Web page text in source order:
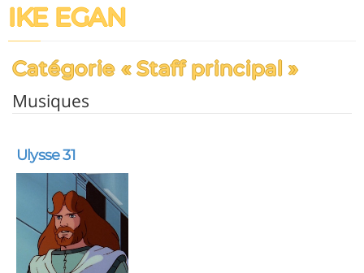
IKE EGAN
Catégorie « Staff principal »
Musiques
Ulysse 31